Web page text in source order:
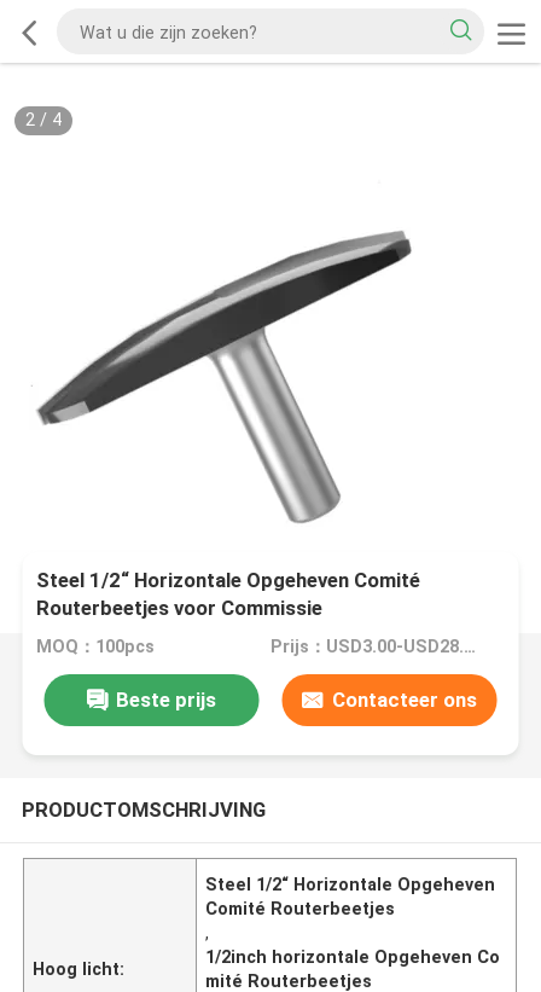
2/ 4
Steel 1/2“ Horizontale Opgeheven Comité
Routerbeetjes voor Commissie
MOQ：100pcs Prijs：USD3.00-USD28.00
Beste prijs Contacteer ons
PRODUCTOMSCHRIJVING
Hoog licht:
Steel 1/2“ Horizontale Opgeheven
Comité Routerbeetjes
,
1/2inch horizontale Opgeheven Co
mité Routerbeetjes